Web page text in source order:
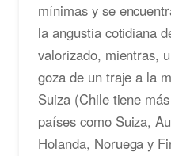
mínimas y se
la angustia cotidiana
valorizado, mientras,
goza de un traje a la
Suiza (Chile tiene
países como Suiza,
Holanda, Noruega y